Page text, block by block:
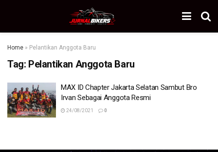
Home » Pelantikan Anggota Baru
Tag: Pelantikan Anggota Baru
MAX ID Chapter Jakarta Selatan Sambut Bro
Irvan Sebagai Anggota Resmi
24/08/2021 0